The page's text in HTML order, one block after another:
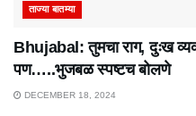
ताज्या बातम्या
Bhujabal: तुमचा राग, दुःख
पण…..भुजबळ स्पष्टच बोलणे
DECEMBER 18, 2024